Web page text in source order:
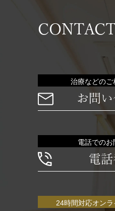
治療などのご
お問
電話での
電
24時間対応オン